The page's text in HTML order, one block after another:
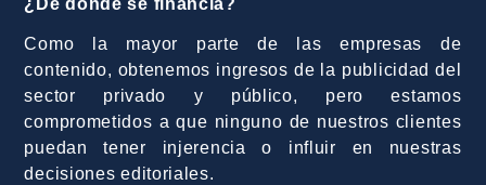
¿De dónde se financia?
Como la mayor parte de las empresas de
contenido, obtenemos ingresos de la publicidad del
sector privado y público, pero estamos
comprometidos a que ninguno de nuestros clientes
puedan tener injerencia o influir en nuestras
decisiones editoriales.